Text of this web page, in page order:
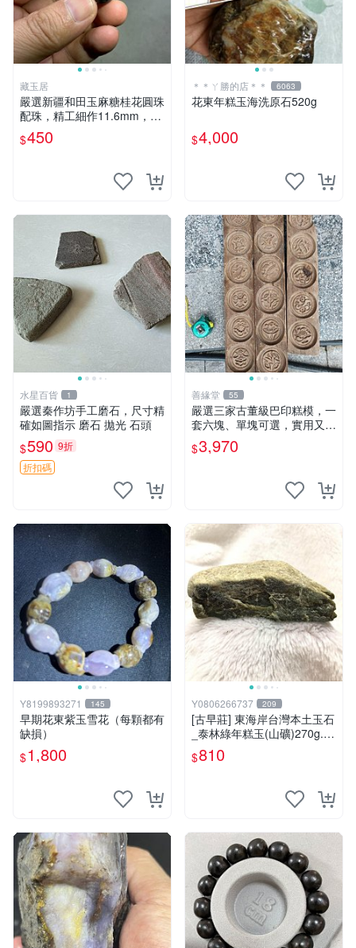
藏玉居
嚴選新疆和田玉麻糖桂花圓珠
配珠，精工細作11.6mm，價
格超值30元 和田玉 麻糖 桂花
$450
＊＊ㄚ勝的店＊＊ 6063
花東年糕玉海洗原石520g
$4,000
水星百貨 1
嚴選秦作坊手工磨石，尺寸精
確如圖指示 磨石 拋光 石頭
$590 9折
折扣碼
善緣堂 55
嚴選三家古董級巴印糕模，一
套六塊、單塊可選，實用又有
故事感，老物件自然磨損顯真
摯情感。三塊同款、二塊六個
圖，誠意價販售中，非老
$3,970
Y8199893271 145
早期花東紫玉雪花（每顆都有
缺損）
$1,800
Y0806266737 209
[古早莊] 東海岸台灣本土玉石
_泰林綠年糕玉(山礦)270g..Q
Q.溫潤.雕刻上選好料_綠001
$810